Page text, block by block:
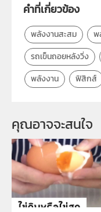
คำที่เกี่ยวข้อง
พลังงานสะสม พ
รถเข็นถอยหลังวิ่ง
พลังงาน
ฟิสิกส์
คุณอาจจะสนใจ